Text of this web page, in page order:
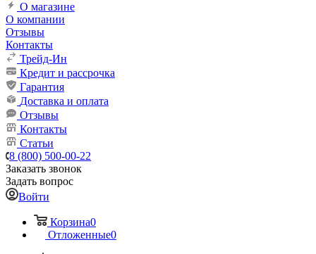
О магазине
О компании
Отзывы
Контакты
Трейд-Ин
Кредит и рассрочка
Гарантия
Доставка и оплата
Отзывы
Контакты
Статьи
8 (800) 500-00-22
Заказать звонок
Задать вопрос
Войти
Корзина0
Отложенные0